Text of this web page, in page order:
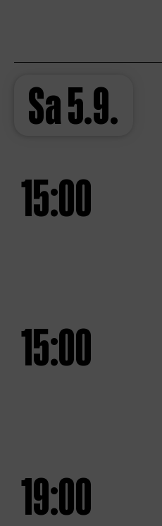
Sa5.9.
15:00
15:00
19:00